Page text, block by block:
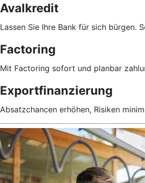
Avalkredit
Lassen Sie Ihre Bank für sich bürgen.
Factoring
Mit Factoring sofort und planbar
Exportfinanzierung
Absatzchancen erhöhen, Risiken